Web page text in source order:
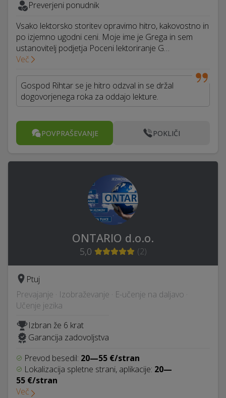
Preverjeni ponudnik
Vsako lektorsko storitev opravimo hitro, kakovostno in
po izjemno ugodni ceni. Moje ime je Grega in sem
ustanovitelj podjetja Poceni lektoriranje G…
Več
Gospod Rihtar se je hitro odzval in se držal
dogovorjenega roka za oddajo lekture.
POVPRAŠEVANJE POKLIČI
ONTARIO d.o.o.
5,0 (2)
Ptuj
Prevajanje · Izobraževanje · E-učenje na daljavo ·
Učenje jezika
Izbran že 6 krat
Garancija zadovoljstva
Prevod besedil: 20—55 €/stran
Lokalizacija spletne strani, aplikacije: 20—
55 €/stran
Več